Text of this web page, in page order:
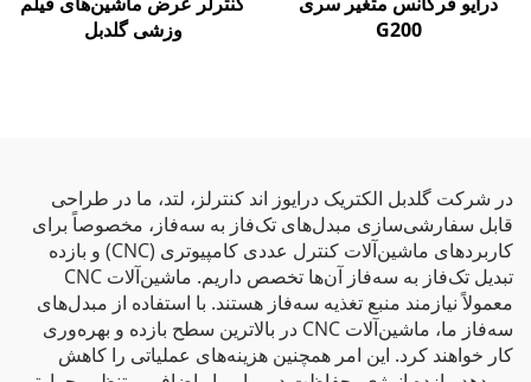
G200
وزشی گلدبل
در شرکت گلدبل الکتریک درایوز اند کنترلز، لتد، ما در طراحی
قابل سفارشی‌سازی مبدل‌های تک‌فاز به سه‌فاز، مخصوصاً برای
کاربردهای ماشین‌آلات کنترل عددی کامپیوتری (CNC) و بازده
تبدیل تک‌فاز به سه‌فاز آن‌ها تخصص داریم. ماشین‌آلات CNC
معمولاً نیازمند منبع تغذیه سه‌فاز هستند. با استفاده از مبدل‌های
سه‌فاز ما، ماشین‌آلات CNC در بالاترین سطح بازده و بهره‌وری
کار خواهند کرد. این امر همچنین هزینه‌های عملیاتی را کاهش